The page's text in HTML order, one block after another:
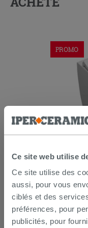
Ce site web utilise
Ce site utilise des
aussi, pour vous
ciblés et des
préférences, pour
publicités, pour
PROMO
52x36 cm
167,80